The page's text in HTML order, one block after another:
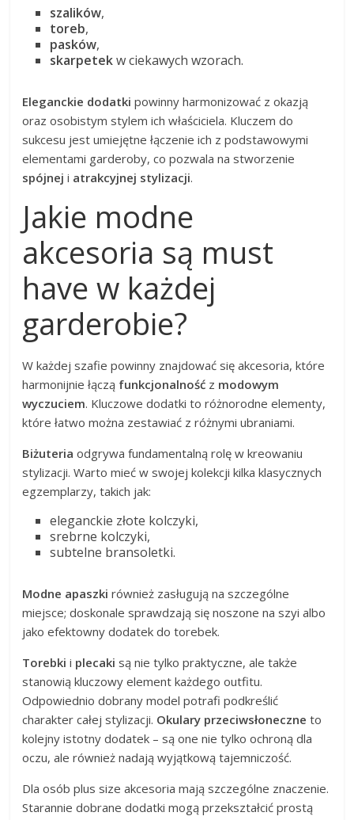
szalików,
toreb,
pasków,
skarpetekw ciekawych wzorach.
Eleganckie dodatki powinny harmonizować z okazją
oraz osobistym stylem ich właściciela. Kluczem do
sukcesu jest umiejętne łączenie ich z podstawowymi
elementami garderoby, co pozwala na stworzenie
spójnej i atrakcyjnej stylizacji.
Jakie modne
akcesoria są must
have w każdej
garderobie?
W każdej szafie powinny znajdować się akcesoria, które
harmonijnie łączą funkcjonalność z modowym
wyczuciem. Kluczowe dodatki to różnorodne elementy,
które łatwo można zestawiać z różnymi ubraniami.
Biżuteria odgrywa fundamentalną rolę w kreowaniu
stylizacji. Warto mieć w swojej kolekcji kilka klasycznych
egzemplarzy, takich jak:
eleganckie złote kolczyki,
srebrne kolczyki,
subtelne bransoletki.
Modne apaszki również zasługują na szczególne
miejsce; doskonale sprawdzają się noszone na szyi albo
jako efektowny dodatek do torebek.
Torebki i plecaki są nie tylko praktyczne, ale także
stanowią kluczowy element każdego outfitu.
Odpowiednio dobrany model potrafi podkreślić
charakter całej stylizacji. Okulary przeciwsłoneczne to
kolejny istotny dodatek – są one nie tylko ochroną dla
oczu, ale również nadają wyjątkową tajemniczość.
Dla osób plus size akcesoria mają szczególne znaczenie.
Starannie dobrane dodatki mogą przekształcić prostą